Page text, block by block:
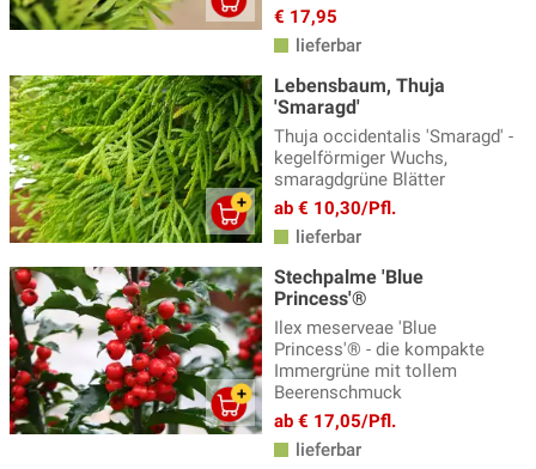
€ 17,95
lieferbar
Lebensbaum, Thuja
'Smaragd'
Thuja occidentalis 'Smaragd' -
kegelförmiger Wuchs,
smaragdgrüne Blätter
ab € 10,30/Pfl.
lieferbar
Stechpalme 'Blue
Princess'®
Ilex meserveae 'Blue
Princess'® - die kompakte
Immergrüne mit tollem
Beerenschmuck
ab € 17,05/Pfl.
lieferbar